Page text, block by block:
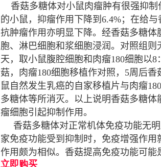
香菇多糖体对小鼠肉瘤肿有很强抑制
的小鼠，抑瘤作用下降到6.4%；在给
抗肿瘤作用亦明显下降。经香菇多糖
胞、淋巴细胞和浆细胞浸润。对照组
天，取小鼠腹腔细胞和肉瘤180细胞以
菇，肉瘤180细胞移植作对照，5周后
鼠自然发生乳癌的自家移植片与肉瘤
多糖体等所消灭。以上说明香菇多糖
瘤细胞引起抑制作用。
香菇多糖体对正常机体免疫功能无
家免疫功能受到抑制时，免疫增强作
作用颇为相似。香菇提高免疫功能可能
立即购买